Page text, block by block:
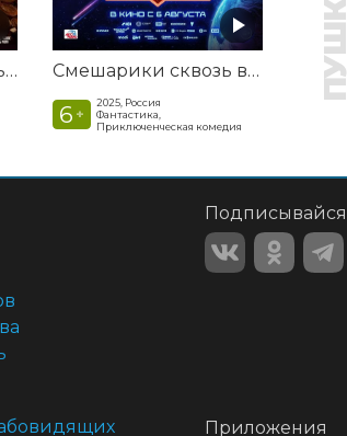
Последний богатырь. Колобок Смешарики сквозь вселенные
6 +
2025, Россия
Фантастика,
Приключенческая комедия
Подписывайся
Приложения